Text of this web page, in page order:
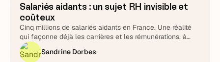
Salariés aidants : un sujet RH invisible et
coûteux
Cinq millions de salariés aidants en France. Une réalité
qui façonne déjà les carrières et les rémunérations, à
piloter plutôt qu'à subir.
Sandrine Dorbes